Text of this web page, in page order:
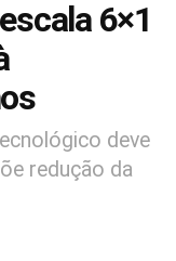
6×1
deve
redução da